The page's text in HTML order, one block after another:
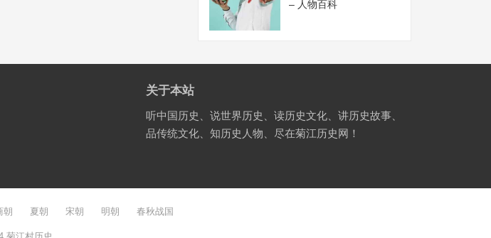
– 人物百科
关于本站
听中国历史、说世界历史、读历史文化、讲历史故事、
品传统文化、知历史人物、尽在菊江历史网！
朝 夏朝 宋朝 明朝 春秋战国